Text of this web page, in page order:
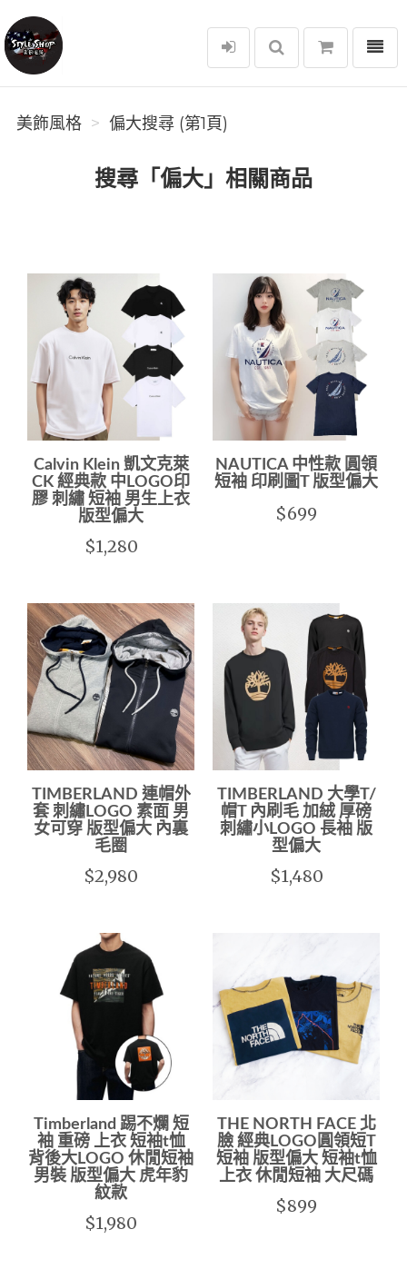
美飾風格
選單
美飾風格 偏大搜尋 (第1頁)
搜尋「偏大」相關商品
Calvin Klein 凱文克萊
CK 經典款 中LOGO印
膠 刺繡 短袖 男生上衣
版型偏大
$1,280
NAUTICA 中性款 圓領
短袖 印刷圖T 版型偏大
$699
TIMBERLAND 連帽外
套 刺繡LOGO 素面 男
女可穿 版型偏大 內裏
毛圈
$2,980
TIMBERLAND 大學T/
帽T 內刷毛 加絨 厚磅
刺繡小LOGO 長袖 版
型偏大
$1,480
Timberland 踢不爛 短
袖 重磅 上衣 短袖t恤
背後大LOGO 休閒短袖
男裝 版型偏大 虎年豹
紋款
$1,980
THE NORTH FACE 北
臉 經典LOGO圓領短T
短袖 版型偏大 短袖t恤
上衣 休閒短袖 大尺碼
$899